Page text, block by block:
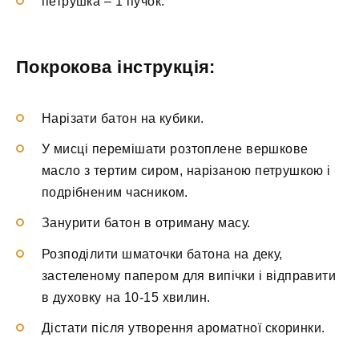
Покрокова інструкція:
Нарізати батон на кубики.
У мисці перемішати розтоплене вершкове
масло з тертим сиром, нарізаною петрушкою і
подрібненим часником.
Занурити батон в отриману масу.
Розподілити шматочки батона на деку,
застеленому папером для випічки і відправити
в духовку на 10-15 хвилин.
Дістати після утворення ароматної скоринки.